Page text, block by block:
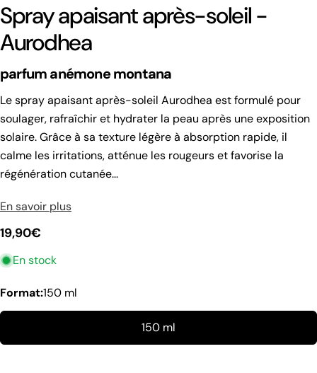
Spray apaisant après-soleil -
Aurodhea
parfum anémone montana
Le spray apaisant après-soleil Aurodhea est formulé pour
soulager, rafraîchir et hydrater la peau après une exposition
solaire. Grâce à sa texture légère à absorption rapide, il
calme les irritations, atténue les rougeurs et favorise la
régénération cutanée...
En savoir plus
Prix
habituel
19,90€
En stock
Format:150 ml
150 ml
nom